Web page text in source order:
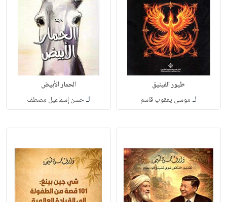
طيور الفينيق
لـ موسى يعقوب قاسم
الحمار الأبيض
لـحسن إسماعيل مصطف